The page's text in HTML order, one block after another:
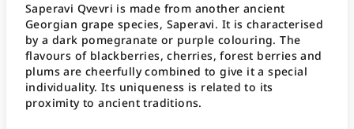
Saperavi Qvevri is made from another ancient
Georgian grape species, Saperavi. It is characterised
by a dark pomegranate or purple colouring. The
flavours of blackberries, cherries, forest berries and
plums are cheerfully combined to give it a special
individuality. Its uniqueness is related to its
proximity to ancient traditions.